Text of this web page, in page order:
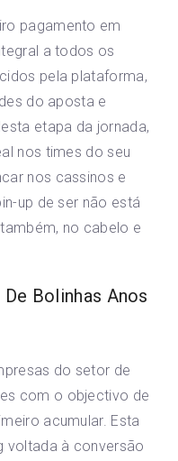
pagamento em
a todos os
pela plataforma,
do aposta e
etapa da jornada,
nos times do seu
nos cassinos e
up de ser não está
no cabelo e
Bolinhas Anos
do setor de
com o objectivo de
acumular. Esta
voltada à conversão